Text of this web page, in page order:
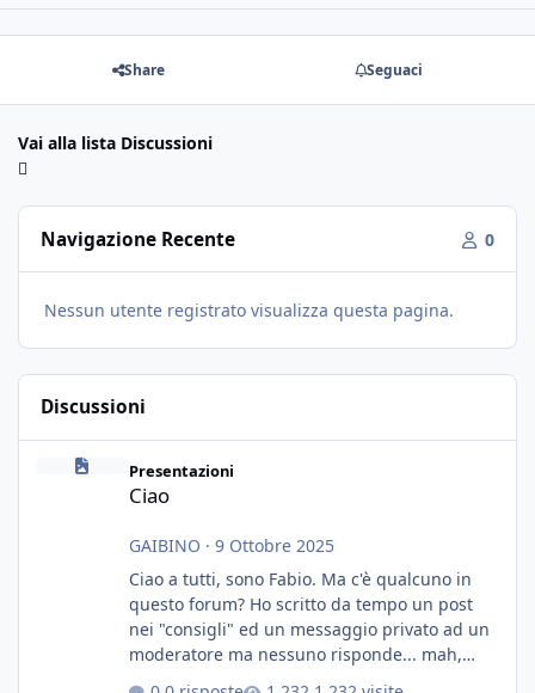
Share Seguaci
Vai alla lista Discussioni
Navigazione Recente 0
Nessun utente registrato visualizza questa pagina.
Discussioni
Presentazioni
Ciao
GAIBINO · 9 Ottobre 2025
Ciao a tutti, sono Fabio. Ma c'è qualcuno in
questo forum? Ho scritto da tempo un post
nei "consigli" ed un messaggio privato ad un
moderatore ma nessuno risponde... mah,
chissà... speravo in un consiglio...